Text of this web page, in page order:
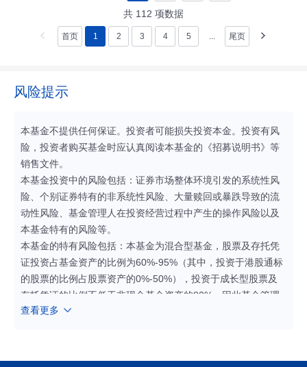
共 112 项数据
首页 1 2 3 4 5 ... 尾页
风险提示
本基金不提供任何保证。投资者可能损失投资本金。投资有风
险，投资者购买基金时应认真阅读本基金的《招募说明书》等
销售文件。
本基金投资中的风险包括：证券市场整体环境引发的系统性风
险、个别证券特有的非系统性风险、大量赎回或暴跌导致的流
动性风险、基金管理人在投资经营过程中产生的操作风险以及
本基金特有的风险等。
本基金的特有风险包括：本基金为混合型基金，股票及存托凭
证投资占基金资产的比例为60%-95%（其中，投资于港股通标
的股票的比例占股票资产的0%-50%），投资于成长型股票及
存托凭证的比例不低于非现金基金资产的80%。因此基金管理
人对成长型股票的界定、筛选、研究能力将影响到基金业绩表
现因此可能受到影响。本基金管理人将发挥专业研究优势，加
查看更多